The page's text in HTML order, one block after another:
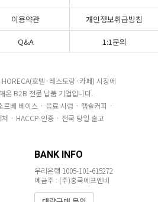
이용약관
개인정보취급방침
Q&A 1:1문의
호텔·레스토랑·카페) 시장에
온 B2B 전문 납품 기업입니다.
베 베이스 · 음료 시럽 · 캡슐커피 ·
· HACCP 인증 · 전국 당일 출고
BANK INFO
우리은행 1005-101-615272
예금주 : (주)흥국에프엔비